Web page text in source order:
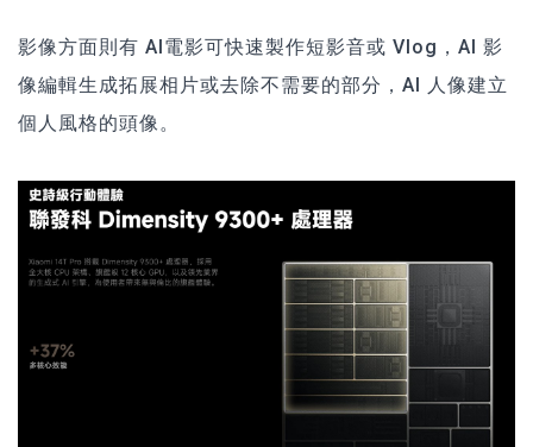
影像方面則有 AI電影可快速製作短影音或 Vlog，AI 影
像編輯生成拓展相片或去除不需要的部分，AI 人像建立
個人風格的頭像。